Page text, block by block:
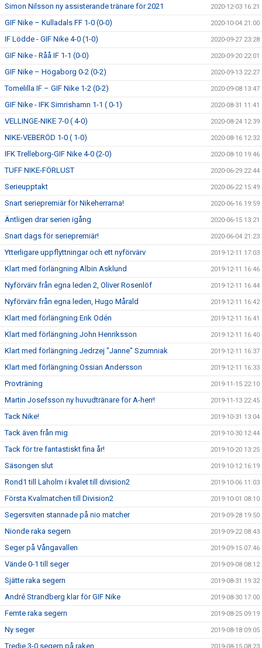
Simon Nilsson ny assisterande tränare för 2021 2020-12-03 16:21
GIF Nike – Kulladals FF 1-0 (0-0) 2020-10-04 21:00
IF Lödde - GIF Nike 4-0 (1-0) 2020-09-27 23:28
GIF Nike - Råå IF 1-1 (0-0) 2020-09-20 22:01
GIF Nike – Högaborg 0-2 (0-2) 2020-09-13 22:27
Tomelilla IF – GIF Nike 1-2 (0-2) 2020-09-08 13:47
GIF Nike - IFK Simrishamn 1-1 ( 0-1) 2020-08-31 11:41
VELLINGE-NIKE 7-0 ( 4-0) 2020-08-24 12:39
NIKE-VEBERÖD 1-0 ( 1-0) 2020-08-16 12:32
IFK Trelleborg-GIF Nike 4-0 (2-0) 2020-08-10 19:46
TUFF NIKE-FÖRLUST 2020-06-29 22:44
Serieupptakt 2020-06-22 15:49
Snart seriepremiär för Nikeherrarna! 2020-06-16 19:59
Äntligen drar serien igång 2020-06-15 13:21
Snart dags för seriepremiär! 2020-06-04 21:23
Ytterligare uppflyttningar och ett nyförvärv 2019-12-11 17:03
Klart med förlängning Albin Asklund 2019-12-11 16:46
Nyförvärv från egna leden 2, Oliver Rosenlöf 2019-12-11 16:44
Nyförvärv från egna leden, Hugo Mårald 2019-12-11 16:42
Klart med förlängning Erik Odén 2019-12-11 16:41
Klart med förlängning John Henriksson 2019-12-11 16:40
Klart med förlängning Jedrzej "Janne" Szumniak 2019-12-11 16:37
Klart med förlängning Ossian Andersson 2019-12-11 16:33
Provträning 2019-11-15 22:10
Martin Josefsson ny huvudtränare för A-herr! 2019-11-13 22:45
Tack Nike! 2019-10-31 13:04
Tack även från mig 2019-10-30 12:44
Tack för tre fantastiskt fina år! 2019-10-20 13:25
Säsongen slut 2019-10-12 16:19
Rond1 till Laholm i kvalet till division2 2019-10-06 11:03
Första Kvalmatchen till Division2 2019-10-01 08:10
Segersviten stannade på nio matcher 2019-09-28 19:50
Nionde raka segern 2019-09-22 08:43
Seger på Vångavallen 2019-09-15 07:46
Vände 0-1 till seger 2019-09-08 08:12
Sjätte raka segern 2019-08-31 19:32
André Strandberg klar för GIF Nike 2019-08-30 17:00
Femte raka segern 2019-08-25 09:19
Ny seger 2019-08-18 09:05
Tredje 3-0 segern på raken